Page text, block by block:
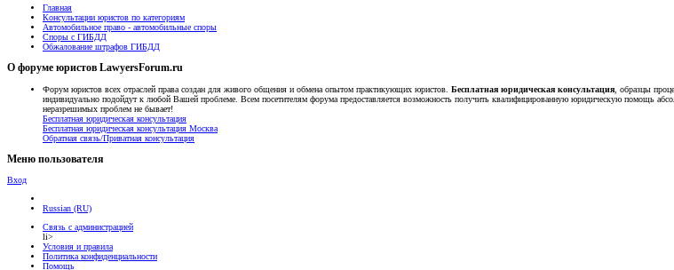
Главная
Консультации юристов по категориям
Автомобильное право - автомобильные споры
Споры с ГИБДД
Обжалование штрафов ГИБДД
О форуме юристов LawyersForum.ru
Форум юристов всех отраслей права создан для живого общения и обмена опытом практикующих юристов. Бесплатная юридическая консультация , образцы
индивидуально подойдут к любой Вашей проблеме. Всем посетителям форума предоставляется возможность получить квалифицированную юридическую
неразрешимых проблем не бывает!
Бесплатная юридическая консультация
Бесплатная юридическая консультация Москва
Обратная связь/Приватная консультация
Меню пользователя
Вход
Russian (RU)
Связь с администрацией
li>
Условия и правила
Политика конфиденциальности
Помощь